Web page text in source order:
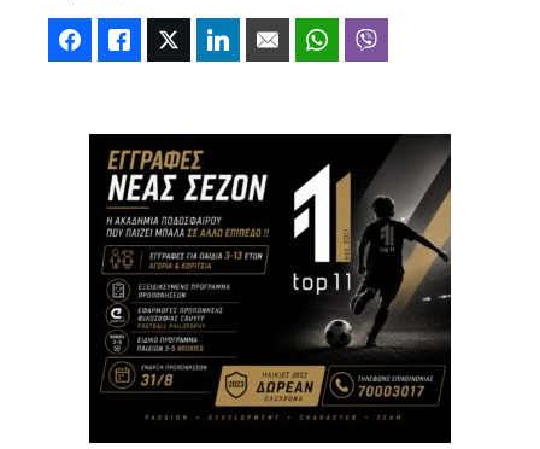
FacebookLike Twitter LinkedIn Email WhatsApp